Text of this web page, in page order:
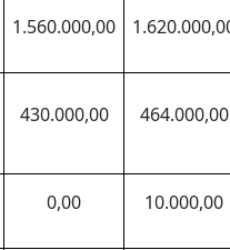
1.560.000,00
430.000,00 464.000,00
0,00 10.000,00